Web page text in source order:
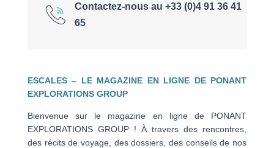
Contactez-nous au +33 (0)4 91 36 41
65
ESCALES – LE MAGAZINE EN LIGNE DE PONANT
EXPLORATIONS GROUP
Bienvenue sur le magazine en ligne de PONANT
EXPLORATIONS GROUP ! À travers des rencontres,
des récits de voyage, des dossiers, des conseils de nos